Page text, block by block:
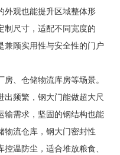
外观也能提升区域整体形
制尺寸，适配不同宽度的
兼顾实用性与安全性的门户
、仓储物流库房等场景。
出频繁，钢大门能做超大尺
输需求，坚固的钢结构也能
物流仓库，钢大门密封性
温防尘，适合堆放粮食、